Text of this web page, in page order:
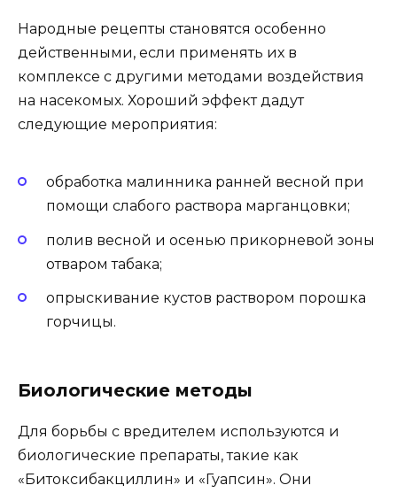
Народные рецепты становятся особенно
действенными, если применять их в
комплексе с другими методами воздействия
на насекомых. Хороший эффект дадут
следующие мероприятия:
обработка малинника ранней весной при
помощи слабого раствора марганцовки;
полив весной и осенью прикорневой зоны
отваром табака;
опрыскивание кустов раствором порошка
горчицы.
Биологические методы
Для борьбы с вредителем используются и
биологические препараты, такие как
«Битоксибакциллин» и «Гуапсин». Они